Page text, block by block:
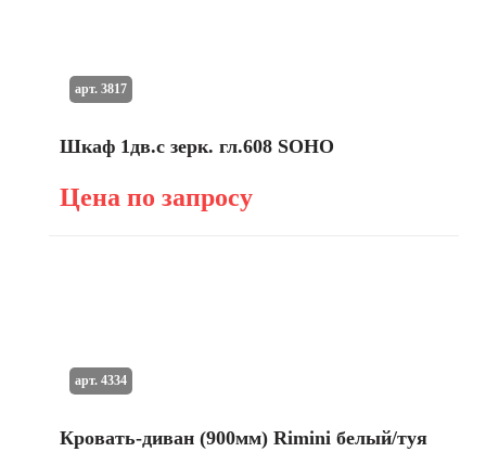
Шкаф 1дв.с зерк. гл.608 SOHO
Цена по запросу
арт. 3817
Кровать-диван (900мм) Rimini белый/туя
арт. 4334